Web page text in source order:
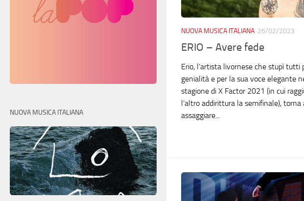
NUOVA MUSICA ITALIANA 26/02/2023
ERIO – Avere fede
Erio, l’artista livornese che stupì tutti
genialità e per la sua voce elegante
stagione di X Factor 2021 (in cui
l’altro addirittura la semifinale), torna
assaggiare...
NUOVA MUSICA ITALIANA